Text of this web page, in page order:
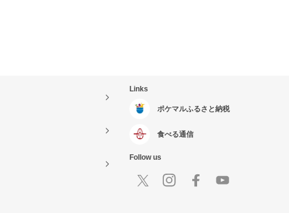
Links
ポケマルふるさと納税
食べる通信
Follow us